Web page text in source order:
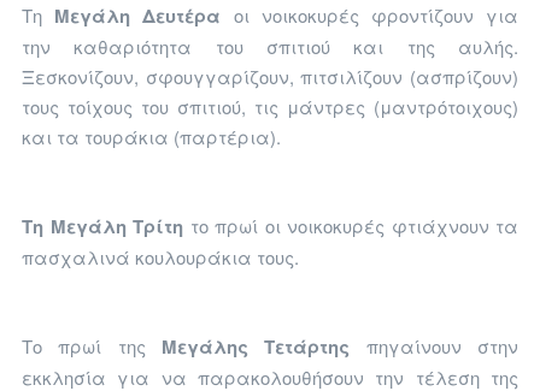
Τη Μεγάλη Δευτέρα οι νοικοκυρές φροντίζουν για
την καθαριότητα του σπιτιού και της αυλής.
Ξεσκονίζουν, σφουγγαρίζουν, πιτσιλίζουν (ασπρίζουν)
τους τοίχους του σπιτιού, τις μάντρες (μαντρότοιχους)
και τα τουράκια (παρτέρια).
Τη Μεγάλη Τρίτη το πρωί οι νοικοκυρές φτιάχνουν τα
πασχαλινά κουλουράκια τους.
Το πρωί της Μεγάλης Τετάρτης πηγαίνουν στην
εκκλησία για να παρακολουθήσουν την τέλεση της